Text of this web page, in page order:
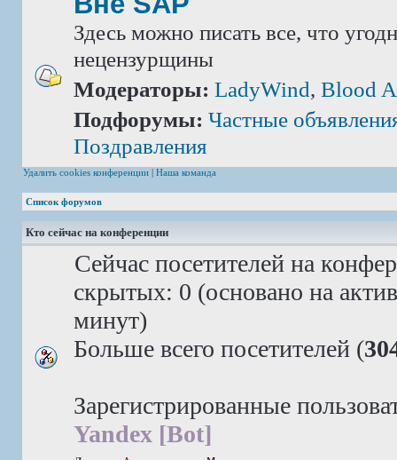
Здесь можно писать все, что
нецензурщины
Модераторы: LadyWind, Blood
Подфорумы: Частные
Поздравления
Удалить cookies конференции | Наша команда
Список форумов
Кто сейчас на конференции
Сейчас посетителей на
скрытых: 0 (основано на
минут)
Больше всего посетителей (
Зарегистрированные
Yandex [Bot]